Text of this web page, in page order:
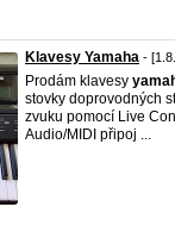
Klavesy Yamaha -
Prodám klavesy
stovky doprovodných
zvuku pomocí Live
Audio/MIDI připoj ...